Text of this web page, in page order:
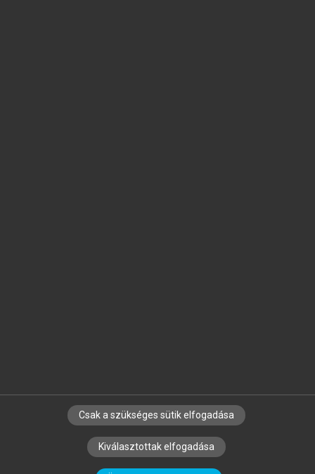
SZERZŐKNEK CÉGEKNEK KÖNYVTÁROSOKNAK
SZERKESZTÉSI ÉS LEKTORÁLÁSI ALAPELVEK
Csak a szükséges sütik elfogadása
Kiválasztottak elfogadása